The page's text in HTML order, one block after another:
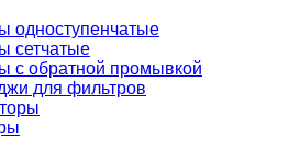
одноступенчатые
сетчатые
с обратной промывкой
для фильтров